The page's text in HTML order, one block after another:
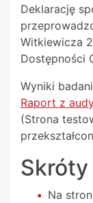
Deklarację
Witkiewicza
Dostępności
Wyniki
Raport z
(Strona
Na